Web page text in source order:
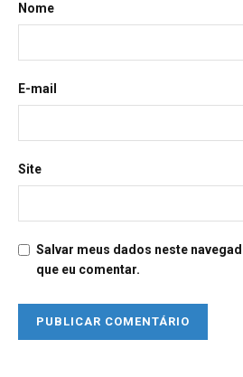
Nome
E-mail
Site
Salvar meus dados neste
que eu comentar.